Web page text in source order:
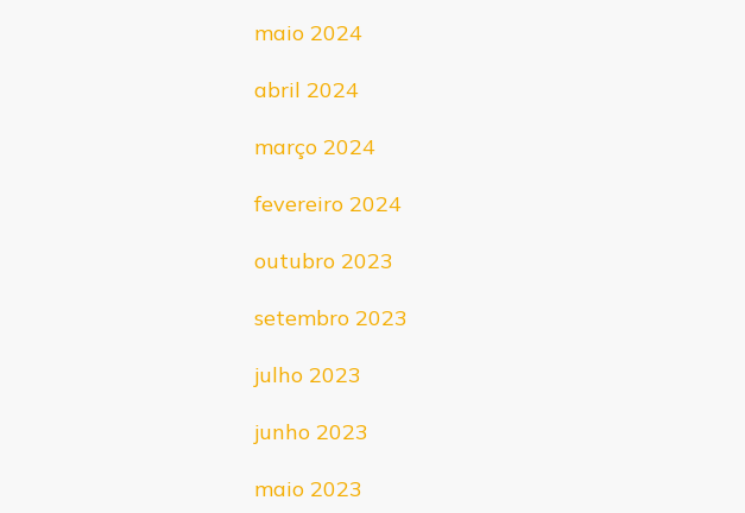
maio 2024
abril 2024
março 2024
fevereiro 2024
outubro 2023
setembro 2023
julho 2023
junho 2023
maio 2023